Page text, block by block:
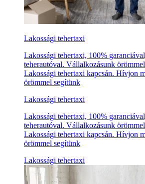
Lakossági tehertaxi
Lakossági tehertaxi, 100%
teherautóval. Vállalkozásunk
Lakossági tehertaxi kapcsán. Hívjon
örömmel segítünk
Lakossági tehertaxi
Lakossági tehertaxi, 100%
teherautóval. Vállalkozásunk
Lakossági tehertaxi kapcsán. Hívjon
örömmel segítünk
Lakossági tehertaxi